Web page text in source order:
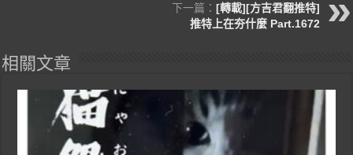
下一篇： [轉載][方吉君翻推特]
推特上在夯什麼 Part.1672
相關文章